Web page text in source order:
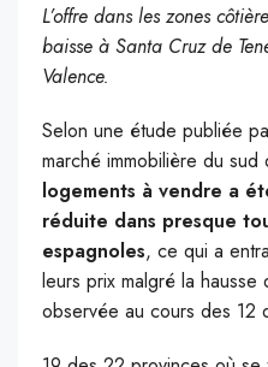
L’offre dans les zones
baisse à Santa Cruz de
Valence.
Selon une étude publiée
marché immobilière du sud
logements à vendre a
réduite dans presque
espagnoles, ce qui a
leurs prix malgré la
observée au cours des 12